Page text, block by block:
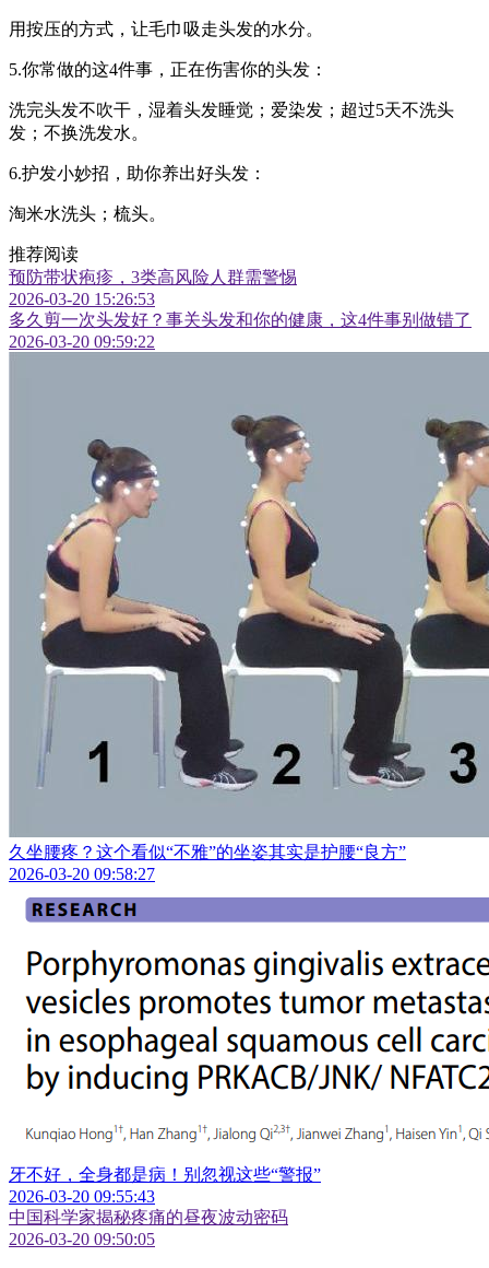
用按压的方式，让毛巾吸走头发的水分。
5.你常做的这4件事，正在伤害你的头发：
洗完头发不吹干，湿着头发睡觉；爱染发；超过5天不洗头
发；不换洗发水。
6.护发小妙招，助你养出好头发：
淘米水洗头；梳头。
推荐阅读
预防带状疱疹，3类高风险人群需警惕
2026-03-20 15:26:53
多久剪一次头发好？事关头发和你的健康，这4件事别做错了
2026-03-20 09:59:22
久坐腰疼？这个看似“不雅”的坐姿其实是护腰“良方”
2026-03-20 09:58:27
牙不好，全身都是病！别忽视这些“警报”
2026-03-20 09:55:43
中国科学家揭秘疼痛的昼夜波动密码
2026-03-20 09:50:05